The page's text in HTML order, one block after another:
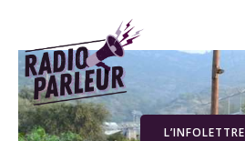
L’INFOLETTRE